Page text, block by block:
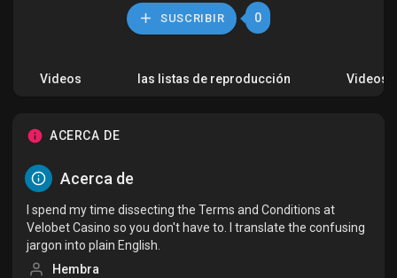
SUSCRIBIR 0
Videos las listas de reproducción Videos
ACERCA DE
Acerca de
I spend my time dissecting the Terms and Conditions at
Velobet Casino so you don't have to. I translate the confusing
jargon into plain English.
Hembra